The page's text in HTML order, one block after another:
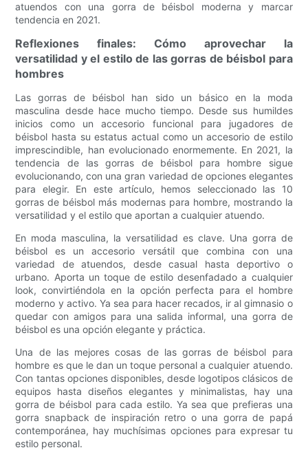
atuendos con una gorra de béisbol moderna y marcar
tendencia en 2021.
Reflexiones finales: Cómo aprovechar la
versatilidad y el estilo de las gorras de béisbol para
hombres
Las gorras de béisbol han sido un básico en la moda
masculina desde hace mucho tiempo. Desde sus humildes
inicios como un accesorio funcional para jugadores de
béisbol hasta su estatus actual como un accesorio de estilo
imprescindible, han evolucionado enormemente. En 2021, la
tendencia de las gorras de béisbol para hombre sigue
evolucionando, con una gran variedad de opciones elegantes
para elegir. En este artículo, hemos seleccionado las 10
gorras de béisbol más modernas para hombre, mostrando la
versatilidad y el estilo que aportan a cualquier atuendo.
En moda masculina, la versatilidad es clave. Una gorra de
béisbol es un accesorio versátil que combina con una
variedad de atuendos, desde casual hasta deportivo o
urbano. Aporta un toque de estilo desenfadado a cualquier
look, convirtiéndola en la opción perfecta para el hombre
moderno y activo. Ya sea para hacer recados, ir al gimnasio o
quedar con amigos para una salida informal, una gorra de
béisbol es una opción elegante y práctica.
Una de las mejores cosas de las gorras de béisbol para
hombre es que le dan un toque personal a cualquier atuendo.
Con tantas opciones disponibles, desde logotipos clásicos de
equipos hasta diseños elegantes y minimalistas, hay una
gorra de béisbol para cada estilo. Ya sea que prefieras una
gorra snapback de inspiración retro o una gorra de papá
contemporánea, hay muchísimas opciones para expresar tu
estilo personal.